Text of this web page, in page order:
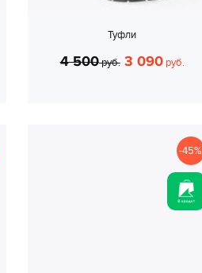
Туфли
4 500руб. 3 090руб.
-45%